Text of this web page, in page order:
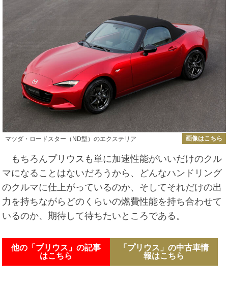
マツダ・ロードスター（ND型）のエクステリア 画像はこちら
もちろんプリウスも単に加速性能がいいだけのクル
マになることはないだろうから、どんなハンドリング
のクルマに仕上がっているのか、そしてそれだけの出
力を持ちながらどのくらいの燃費性能を持ち合わせて
いるのか、期待して待ちたいところである。
他の「プリウス」の記事
はこちら
「プリウス」の中古車情
報はこちら